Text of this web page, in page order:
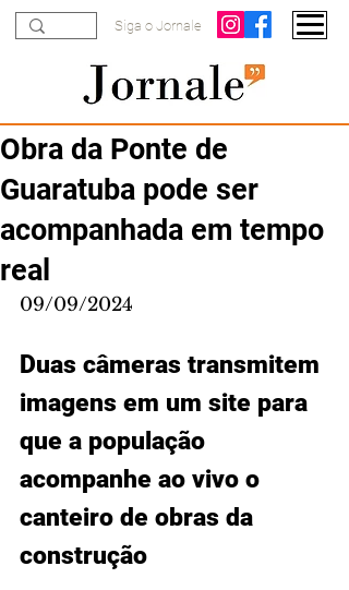
Siga o Jornale
Obra da Ponte de
Guaratuba pode ser
acompanhada em tempo
real
09/09/2024
Duas câmeras transmitem
imagens em um site para
que a população
acompanhe ao vivo o
canteiro de obras da
construção